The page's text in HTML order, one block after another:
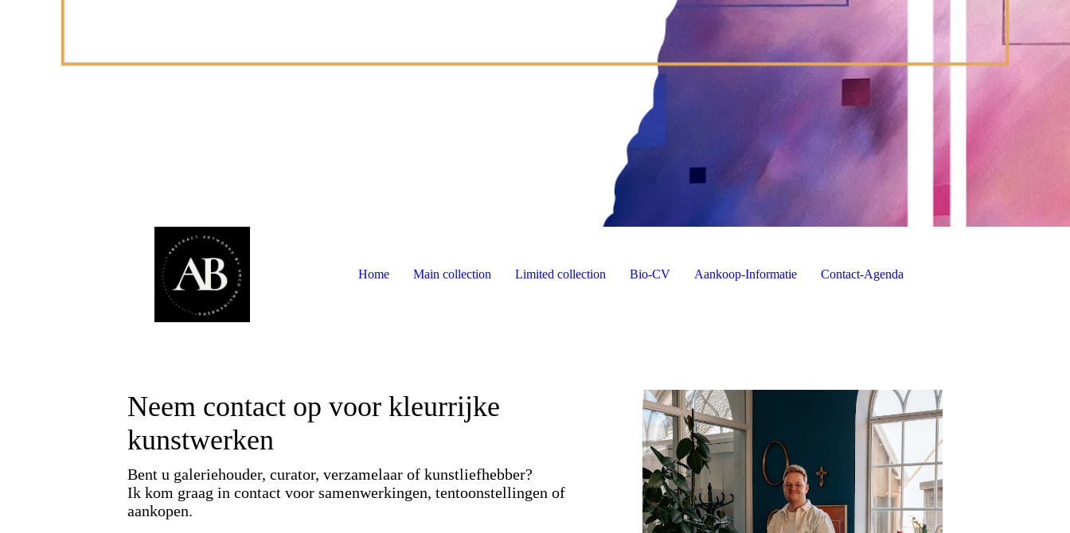
Home Main collection Limited collection Bio-CV Aankoop-Informatie Contact-Agenda
Neem contact op voor kleurrijke
kunstwerken
Bent u galeriehouder, curator, verzamelaar of kunstliefhebber?
Ik kom graag in contact voor samenwerkingen, tentoonstellingen of
aankopen.